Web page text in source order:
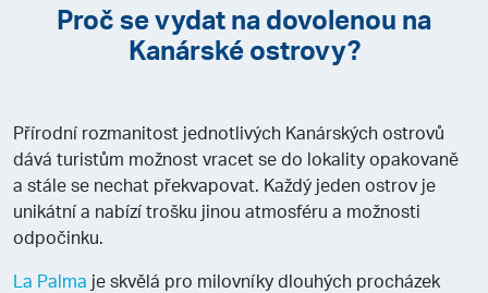
Proč se vydat na dovolenou na
Kanárské ostrovy?
Přírodní rozmanitost jednotlivých Kanárských ostrovů
dává turistům možnost vracet se do lokality opakovaně
a stále se nechat překvapovat. Každý jeden ostrov je
unikátní a nabízí trošku jinou atmosféru a možnosti
odpočinku.
La Palma je skvělá pro milovníky dlouhých procházek